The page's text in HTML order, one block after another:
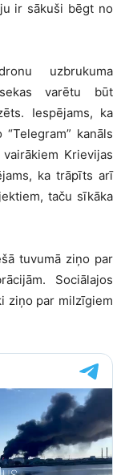
ir sākuši bēgt no
uzbrukuma
varētu būt
Iespējams, ka
kanāls
Krievijas
ka trāpīts arī
taču sīkāka
tuvumā ziņo par
Sociālajos
ziņo par milzīgiem